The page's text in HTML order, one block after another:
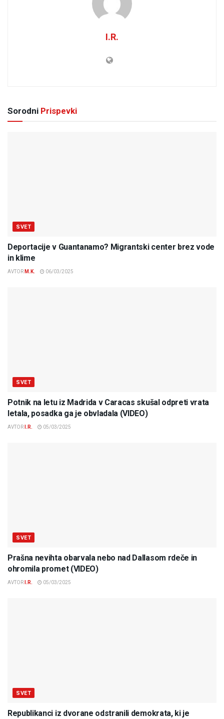
I.R.
Sorodni Prispevki
SVET
Deportacije v Guantanamo? Migrantski center brez vode
in klime
AVTOR M.K. 06/03/2025
SVET
Potnik na letu iz Madrida v Caracas skušal odpreti vrata
letala, posadka ga je obvladala (VIDEO)
AVTOR I.R. 05/03/2025
SVET
Prašna nevihta obarvala nebo nad Dallasom rdeče in
ohromila promet (VIDEO)
AVTOR I.R. 05/03/2025
SVET
Republikanci iz dvorane odstranili demokrata, ki je